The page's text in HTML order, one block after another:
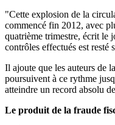
"Cette explosion de la
commencé fin 2012, avec
quatrième trimestre, écrit le
contrôles effectués est resté
Il ajoute que les auteurs de
poursuivent à ce rythme
atteindre un record absolu
Le produit de la fraude